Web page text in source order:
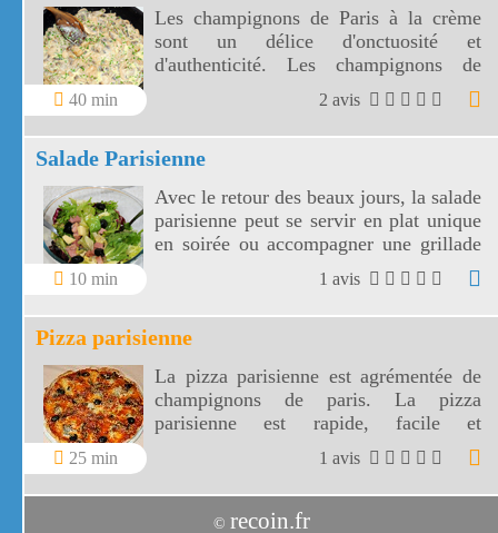
40 min
Les champignons de Paris à la crème
sont un délice d'onctuosité et
d'authenticité. Les champignons de
Paris accompagneront divinement vos
grillades, vos pâtes ou riz avec la
gourmandise de la crème fraîche .
2 avis
Salade Parisienne
10 min
Avec le retour des beaux jours, la salade
parisienne peut se servir en plat unique
en soirée ou accompagner une grillade
1 avis
Pizza parisienne
25 min
La pizza parisienne est agrémentée de
champignons de paris. La pizza
parisienne est rapide, facile et
1 avis
© recoin.fr